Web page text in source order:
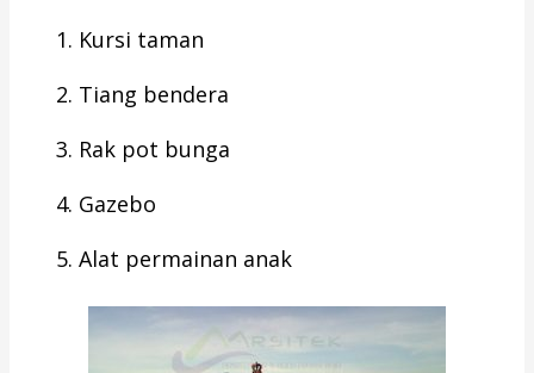
Kursi taman
Tiang bendera
Rak pot bunga
Gazebo
Alat permainan anak